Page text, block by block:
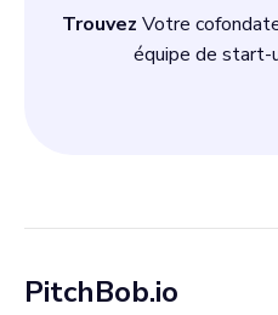
Trouvez Votre
équipe de
PitchBob.io